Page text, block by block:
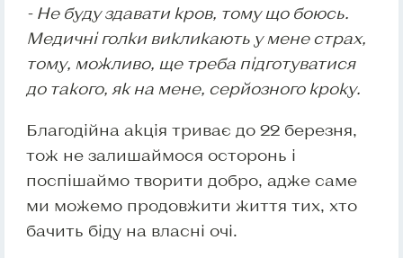
- Не буду здавати кров, тому що боюсь.
Медичні голки викликають у мене страх,
тому, можливо, ще треба підготуватися
до такого, як на мене, серйозного кроку.
Благодійна акція триває до 22 березня,
тож не залишаймося осторонь і
поспішаймо творити добро, адже саме
ми можемо продовжити життя тих, хто
бачить біду на власні очі.